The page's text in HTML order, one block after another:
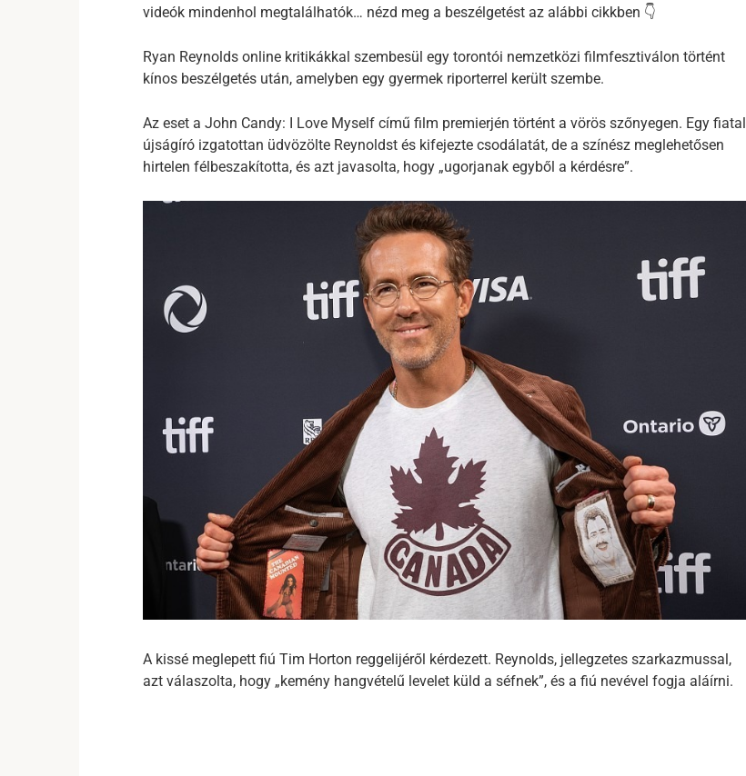
videók mindenhol megtalálhatók… nézd meg a beszélgetést az alábbi cikkben 👇
Ryan Reynolds online kritikákkal szembesül egy torontói nemzetközi filmfesztiválon történt
kínos beszélgetés után, amelyben egy gyermek riporterrel került szembe.
Az eset a John Candy: I Love Myself című film premierjén történt a vörös szőnyegen. Egy fiatal
újságíró izgatottan üdvözölte Reynoldst és kifejezte csodálatát, de a színész meglehetősen
hirtelen félbeszakította, és azt javasolta, hogy „ugorjanak egyből a kérdésre”.
A kissé meglepett fiú Tim Horton reggelijéről kérdezett. Reynolds, jellegzetes szarkazmussal,
azt válaszolta, hogy „kemény hangvételű levelet küld a séfnek”, és a fiú nevével fogja aláírni.